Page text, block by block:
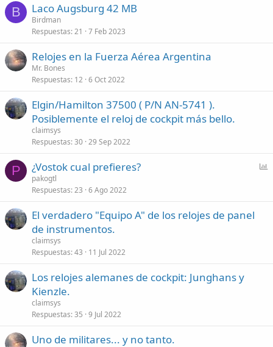
B Laco Augsburg 42 MB
Birdman
Respuestas 21 7 Feb 2023
Relojes en la Fuerza Aérea Argentina
Mr. Bones
Respuestas 12 6 Oct 2022
Elgin/Hamilton 37500 ( P/N AN-5741 ).
Posiblemente el reloj de cockpit más bello.
claimsys
Respuestas 30 29 Sep 2022
P ¿Vostok cual prefieres?
pakogtl
Respuestas 23 6 Ago 2022
El verdadero "Equipo A" de los relojes de panel
de instrumentos.
claimsys
Respuestas 43 11 Jul 2022
Los relojes alemanes de cockpit: Junghans y
Kienzle.
claimsys
Respuestas 35 9 Jul 2022
Uno de militares... y no tanto.